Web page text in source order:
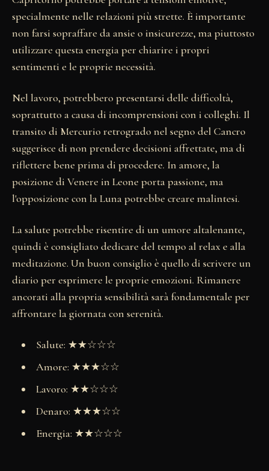
specialmente nelle relazioni più strette. È importante
non farsi sopraffare da ansie o insicurezze, ma piuttosto
utilizzare questa energia per chiarire i propri
sentimenti e le proprie necessità.
Nel lavoro, potrebbero presentarsi delle difficoltà,
soprattutto a causa di incomprensioni con i colleghi. Il
transito di Mercurio retrogrado nel segno del Cancro
suggerisce di non prendere decisioni affrettate, ma di
riflettere bene prima di procedere. In amore, la
posizione di Venere in Leone porta passione, ma
l'opposizione con la Luna potrebbe creare malintesi.
La salute potrebbe risentire di un umore altalenante,
quindi è consigliato dedicare del tempo al relax e alla
meditazione. Un buon consiglio è quello di scrivere un
diario per esprimere le proprie emozioni. Rimanere
ancorati alla propria sensibilità sarà fondamentale per
affrontare la giornata con serenità.
Salute: ★★☆☆☆
Amore: ★★★☆☆
Lavoro: ★★☆☆☆
Denaro: ★★★☆☆
Energia: ★★☆☆☆